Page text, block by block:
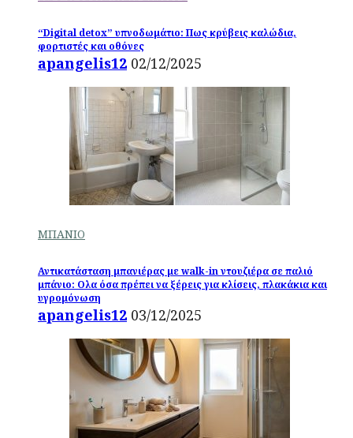
“Digital detox” υπνοδωμάτιο: Πως κρύβεις καλώδια,
φορτιστές και οθόνες
apangelis12 02/12/2025
ΜΠΑΝΙΟ
Αντικατάσταση μπανιέρας με walk-in ντουζιέρα σε παλιό
μπάνιο: Ολα όσα πρέπει να ξέρεις για κλίσεις, πλακάκια και
υγρομόνωση
apangelis12 03/12/2025